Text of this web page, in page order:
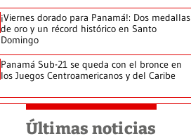
¡Viernes dorado para Panamá!: Dos medallas
de oro y un récord histórico en Santo
Domingo
Panamá Sub-21 se queda con el bronce en
los Juegos Centroamericanos y del Caribe
Últimas noticias